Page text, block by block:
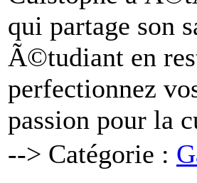
qui partage son
Ã©tudiant en
perfectionnez
passion pour la
--> Catégorie :